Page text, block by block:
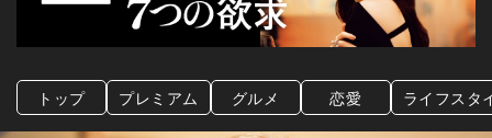
トップ プレミアム グルメ 恋愛 ライフスタ